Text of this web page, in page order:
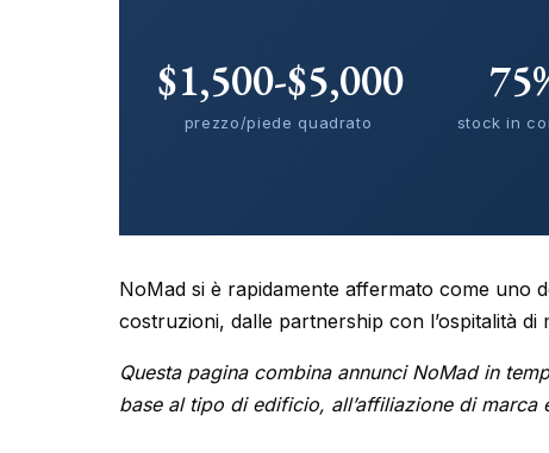
$1,500-$5,000
prezzo/piede quadrato stock in
NoMad si è rapidamente affermato come uno
costruzioni, dalle partnership con l’ospitalità
Questa pagina combina annunci NoMad in
base al tipo di edificio, all’affiliazione di marca